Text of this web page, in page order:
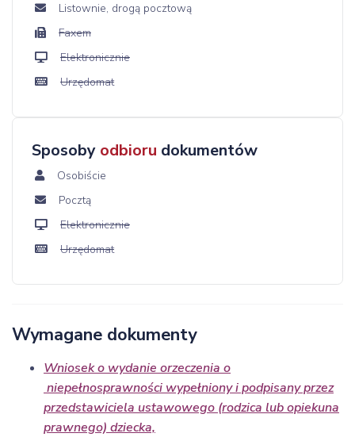
Listownie, drogą pocztową
Faxem
Elektronicznie
Urzędomat
Sposoby odbioru dokumentów
Osobiście
Pocztą
Elektronicznie
Urzędomat
Wymagane dokumenty
Wniosek o wydanie orzeczenia o
niepełnosprawności wypełniony i podpisany przez
przedstawiciela ustawowego (rodzica lub opiekuna
prawnego) dziecka,